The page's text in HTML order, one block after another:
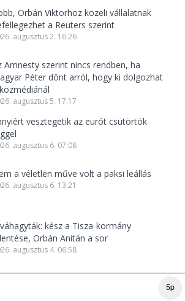
5p
Orbán Viktorhoz közeli vállalatnak
a Reuters szerint
augusztus 2. 16:26
Amnesty szerint nincs rendben, ha
Péter dönt arról, hogy ki dolgozhat
augusztus 5. 17:17
vesztegetik az eurót csütörtök
augusztus 6. 07:08
a véletlen műve volt a paksi leállás
augusztus 6. 13:21
kész a Tisza-kormány
Orbán Anitán a sor
augusztus 4. 06:58